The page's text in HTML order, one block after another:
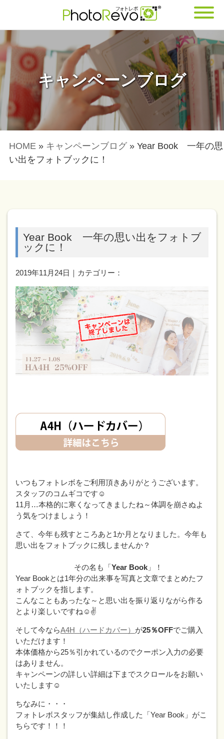
キャンペーンブログ
HOME » キャンペーンブログ » Year Book 一年の思
い出をフォトブックに！
Year Book 一年の思い出をフォトブ
ックに！
2019年11月24日｜カテゴリー：
いつもフォトレボをご利用頂きありがとうございます。
スタッフのコムギコです☺
11月…本格的に寒くなってきましたね～体調を崩さぬよ
う気をつけましょう！
さて、今年も残すところあと1か月となりました。今年も
思い出をフォトブックに残しませんか？
その名も「Year Book 」！
Year Bookとは1年分の出来事を写真と文章でまとめたフ
ォトブックを指します。
こんなこともあったな～と思い出を振り返りながら作る
とより楽しいですね☺✌
そして今ならA4H（ハードカバー） が25％OFFでご購入
いただけます！
本体価格から25％引かれているのでクーポン入力の必要
はありません。
キャンペーンの詳しい詳細は下までスクロールをお願い
いたします☺
ちなみに・・・
フォトレボスタッフが集結し作成した「Year Book」がこ
ちらです！！！